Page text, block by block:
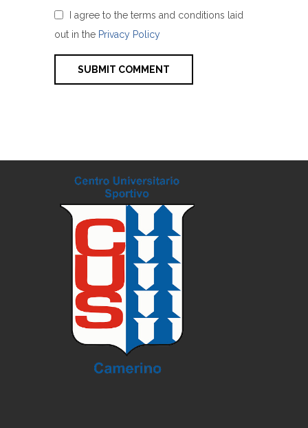
I agree to the terms and conditions laid
out in the Privacy Policy